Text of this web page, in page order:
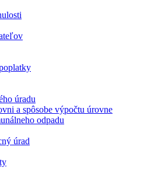
úradu
a spôsobe výpočtu úrovne
odpadu
úrad